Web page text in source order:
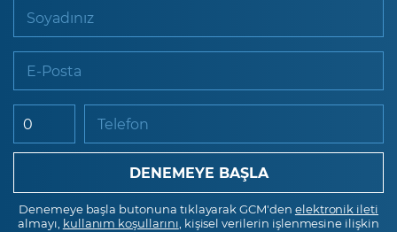
Soyadınız
E-Posta
Telefon
Denemeye başla butonuna tıklayarak GCM'den elektronik ileti
almayı, kullanım koşullarını , kişisel verilerin işlenmesine ilişkin